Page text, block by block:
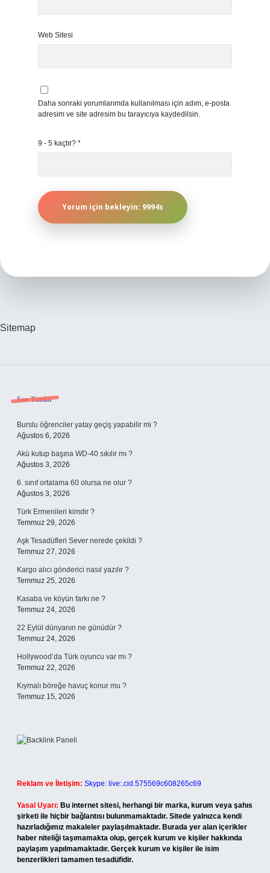
Web Sitesi
Daha sonraki yorumlarımda kullanılması için adım, e-posta
adresim ve site adresim bu tarayıcıya kaydedilsin.
9 - 5 kaçtır? *
Sitemap
Sidebar
Son Yazılar
Burslu öğrenciler yatay geçiş yapabilir mi ?
Ağustos 6, 2026
Akü kutup başına WD-40 sıkılır mı ?
Ağustos 3, 2026
6. sınıf ortalama 60 olursa ne olur ?
Ağustos 3, 2026
Türk Ermenileri kimdir ?
Temmuz 29, 2026
Aşk Tesadüfleri Sever nerede çekildi ?
Temmuz 27, 2026
Kargo alıcı gönderici nasıl yazılır ?
Temmuz 25, 2026
Kasaba ve köyün farkı ne ?
Temmuz 24, 2026
22 Eylül dünyanın ne günüdür ?
Temmuz 24, 2026
Hollywood’da Türk oyuncu var mı ?
Temmuz 22, 2026
Kıymalı böreğe havuç konur mu ?
Temmuz 15, 2026
Reklam ve İletişim: Skype: live:.cid.575569c608265c69
Yasal Uyarı: Bu internet sitesi, herhangi bir marka, kurum veya şahıs
şirketi ile hiçbir bağlantısı bulunmamaktadır. Sitede yalnızca kendi
hazırladığımız makaleler paylaşılmaktadır. Burada yer alan içerikler
haber niteliği taşımamakta olup, gerçek kurum ve kişiler hakkında
paylaşım yapılmamaktadır. Gerçek kurum ve kişiler ile isim
benzerlikleri tamamen tesadüfidir.